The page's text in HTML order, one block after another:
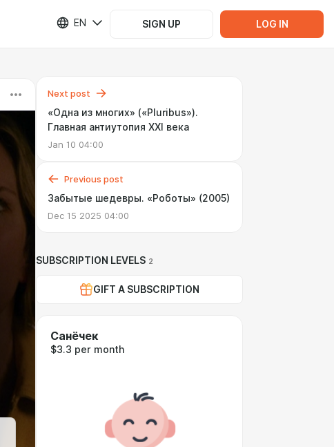
EN SIGN UP LOG IN
Next post
«Одна из многих» («Pluribus»).
Главная антиутопия XXI века
Jan 10 04:00
Previous post
Забытые шедевры. «Роботы» (2005)
Dec 15 2025 04:00
SUBSCRIPTION LEVELS 2
GIFT A SUBSCRIPTION
Санёчек
$3.3 per month